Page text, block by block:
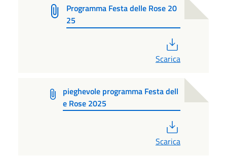
Programma Festa delle Rose 20
25
Scarica
pieghevole programma Festa dell
e Rose 2025
Scarica